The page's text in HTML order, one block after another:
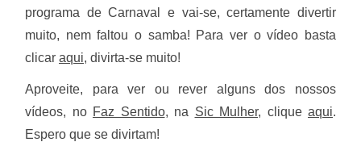
programa de Carnaval e vai-se, certamente divertir
muito, nem faltou o samba! Para ver o vídeo basta
clicar aqui, divirta-se muito!
Aproveite, para ver ou rever alguns dos nossos
vídeos, no Faz Sentido, na Sic Mulher, clique aqui.
Espero que se divirtam!